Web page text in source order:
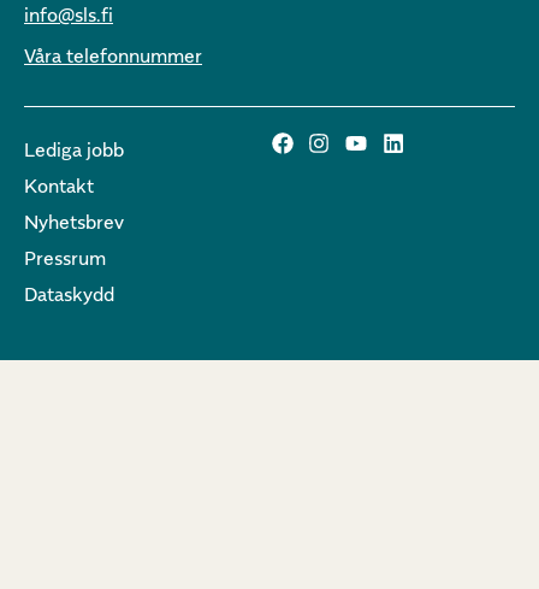
info@sls.fi
Våra telefonnummer
Lediga jobb
Kontakt
Nyhetsbrev
Pressrum
Dataskydd